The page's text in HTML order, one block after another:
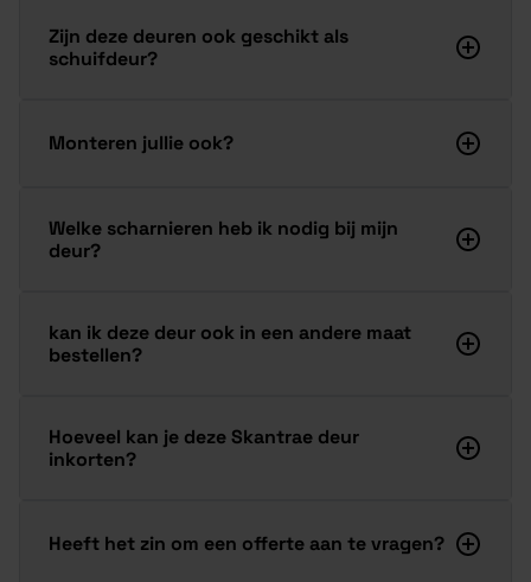
Zijn deze deuren ook geschikt als
schuifdeur?
Monteren jullie ook?
Welke scharnieren heb ik nodig bij mijn
deur?
kan ik deze deur ook in een andere maat
bestellen?
Hoeveel kan je deze Skantrae deur
inkorten?
Heeft het zin om een offerte aan te vragen?